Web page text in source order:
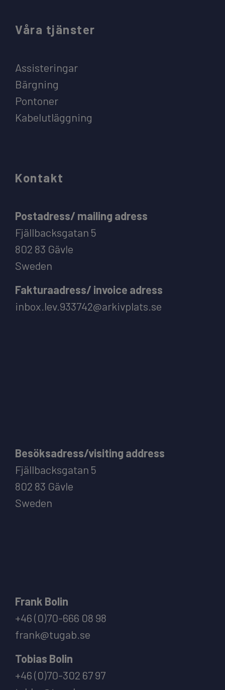
Våra tjänster
Assisteringar
Bärgning
Pontoner
Kabelutläggning
Kontakt
Postadress/ mailing adress
Fjällbacksgatan 5
802 83 Gävle
Sweden
Fakturaadress/ invoice adress
inbox.lev.933742@arkivplats.se
Besöksadress/visiting address
Fjällbacksgatan 5
802 83 Gävle
Sweden
Frank Bolin
+46 (0)70-666 08 98
frank@tugab.se
Tobias Bolin
+46 (0)70-302 67 97